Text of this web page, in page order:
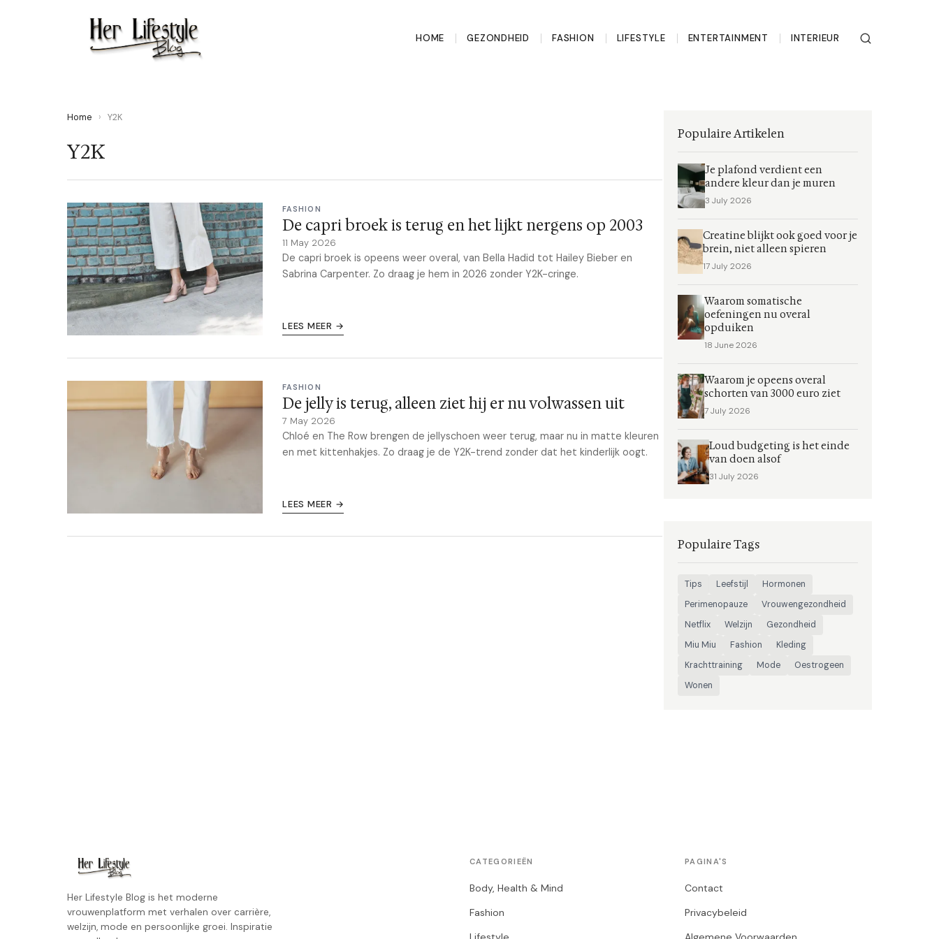
HOME GEZONDHEID FASHION LIFESTYLE ENTERTAINMENT INTERIEUR
Home › Y2K
Y2K
FASHION
De capri broek is terug en het lijkt nergens op 2003
11 May 2026
De capri broek is opeens weer overal, van Bella Hadid tot Hailey Bieber en
Sabrina Carpenter. Zo draag je hem in 2026 zonder Y2K-cringe.
LEES MEER →
FASHION
De jelly is terug, alleen ziet hij er nu volwassen uit
7 May 2026
Chloé en The Row brengen de jellyschoen weer terug, maar nu in matte kleuren
en met kittenhakjes. Zo draag je de Y2K-trend zonder dat het kinderlijk oogt.
LEES MEER →
Populaire Artikelen
Je plafond verdient een
andere kleur dan je muren
3 July 2026
Creatine blijkt ook goed voor je
brein, niet alleen spieren
17 July 2026
Waarom somatische
oefeningen nu overal
opduiken
18 June 2026
Waarom je opeens overal
schorten van 3000 euro ziet
7 July 2026
Loud budgeting is het einde
van doen alsof
31 July 2026
Populaire Tags
Tips Leefstijl
Hormonen
Perimenopauze
Vrouwengezondheid
Netflix
Welzijn
Gezondheid
Miu Miu
Fashion
Kleding
Krachttraining
Mode
Oestrogeen
Wonen
Her Lifestyle Blog is het moderne
vrouwenplatform met verhalen over carrière,
welzijn, mode en persoonlijke groei. Inspiratie
CATEGORIEËN
Body, Health & Mind
Fashion
PAGINA'S
Contact
Privacybeleid